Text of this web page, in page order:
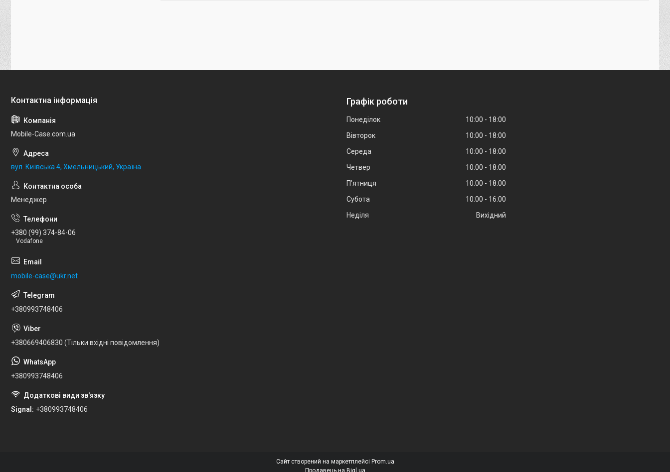
Mobile-Case.com.ua
вул. Київська 4, Хмельницький, Україна
Менеджер
+380 (99) 374-84-06
Vodafone
mobile-case@ukr.net
+380993748406
+380669406830 (Тільки вхідні повідомлення)
+380993748406
Signal +380993748406
Графік роботи
Понеділок 10:00
18:00
Вівторок
10:00
18:00
Середа
10:00
18:00
Четвер
10:00
18:00
Пʼятниця
10:00
18:00
Субота
10:00
16:00
Неділя
Вихідний
Сайт створений на маркетплейсі Prom.ua
Продавець на Bigl.ua